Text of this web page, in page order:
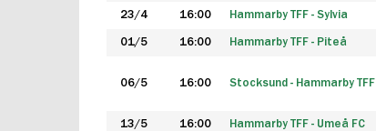
23/4 16:00 Hammarby TFF - Sylvia
01/5 16:00 Hammarby TFF - Piteå
06/5 16:00 Stocksund - Hammarby TFF
13/5 16:00 Hammarby TFF - Umeå FC